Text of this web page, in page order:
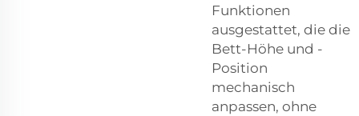
Funktionen
ausgestattet, die die
Bett-Höhe und -
Position
mechanisch
anpassen, ohne